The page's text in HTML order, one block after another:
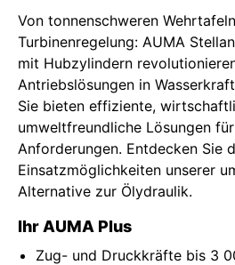
Von tonnenschweren
Turbinenregelung: AUMA
mit Hubzylindern
Antriebslösungen in
Sie bieten effiziente,
umweltfreundliche Lösungen
Anforderungen. Entdecken Sie
Einsatzmöglichkeiten unserer
Alternative zur Ölydraulik.
Ihr AUMA Plus
Zug- und Druckkräfte bis 3